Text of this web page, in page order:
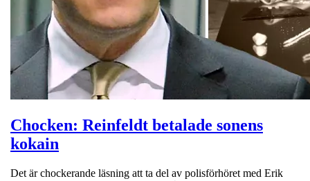
Chocken: Reinfeldt betalade sonens
kokain
Det är chockerande läsning att ta del av polisförhöret med Erik